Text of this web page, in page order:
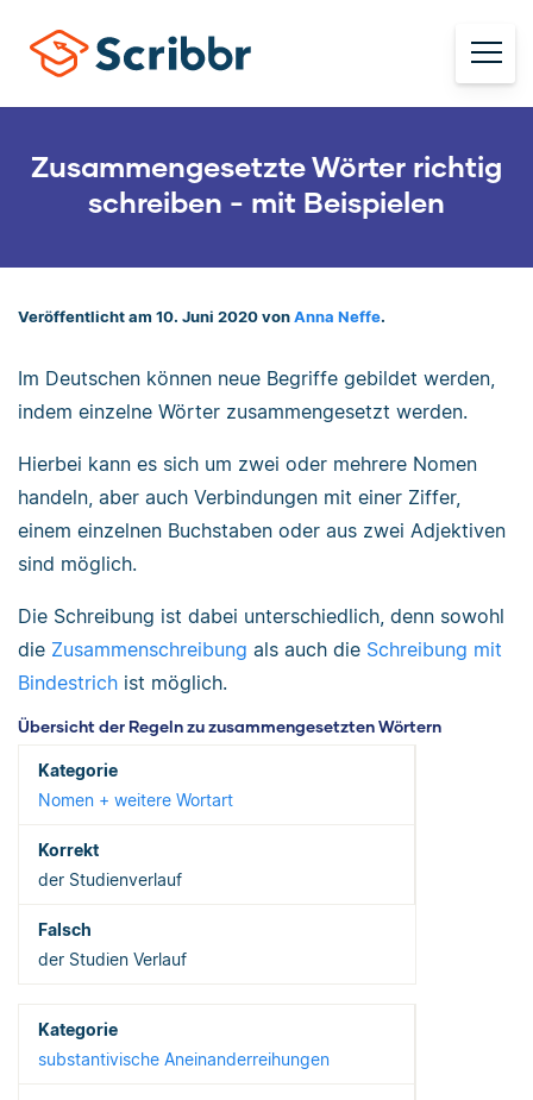
Zusammengesetzte Wörter richtig
schreiben - mit Beispielen
Veröffentlicht am 10. Juni 2020 von Anna Neffe.
Im Deutschen können neue Begriffe gebildet werden,
indem einzelne Wörter zusammengesetzt werden.
Hierbei kann es sich um zwei oder mehrere Nomen
handeln, aber auch Verbindungen mit einer Ziffer,
einem einzelnen Buchstaben oder aus zwei Adjektiven
sind möglich.
Die Schreibung ist dabei unterschiedlich, denn sowohl
die Zusammenschreibung als auch die Schreibung mit
Bindestrich ist möglich.
Übersicht der Regeln zu zusammengesetzten Wörtern
Nomen + weitere Wortart
der Studienverlauf
der Studien Verlauf
substantivische Aneinanderreihungen